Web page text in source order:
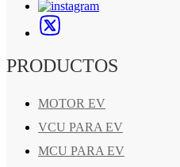
PRODUCTOS
MOTOR EV
VCU PARA EV
MCU PARA EV